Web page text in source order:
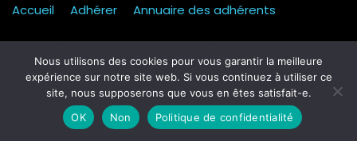
Accueil Adhérer Annuaire des adhérents
Actualités Presse Mentions légales Statuts
Mobilité, transport & logistique Contact
Qui sommes-nous ? Formulaire d’inscription Petit dej
Nous utilisons des cookies pour vous garantir la meilleure
expérience sur notre site web. Si vous continuez à utiliser ce
site, nous supposerons que vous en êtes satisfait-e.
OK
Non Politique de confidentialité